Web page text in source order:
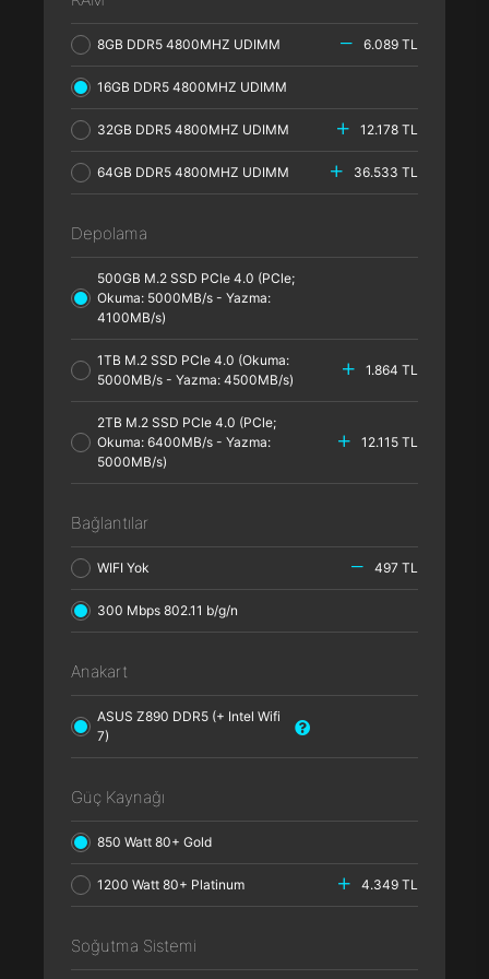
8GB DDR5 4800MHZ UDIMM 6.089 TL
16GB DDR5 4800MHZ UDIMM
32GB DDR5 4800MHZ UDIMM 12.178 TL
64GB DDR5 4800MHZ UDIMM 36.533 TL
Depolama
500GB M.2 SSD PCle 4.0 (PCle;
Okuma: 5000MB/s - Yazma:
4100MB/s)
1TB M.2 SSD PCle 4.0 (Okuma:
5000MB/s - Yazma: 4500MB/s)
1.864 TL
2TB M.2 SSD PCle 4.0 (PCle;
Okuma: 6400MB/s - Yazma:
5000MB/s)
12.115 TL
Bağlantılar
WIFI Yok 497 TL
300 Mbps 802.11 b/g/n
Anakart
ASUS Z890 DDR5 (+ Intel Wifi
7)
Güç Kaynağı
850 Watt 80+ Gold
1200 Watt 80+ Platinum 4.349 TL
Soğutma Sistemi